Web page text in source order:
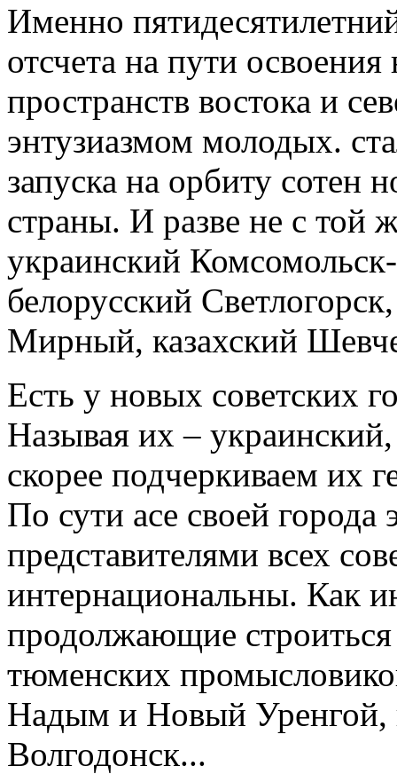
Именно
отсчета на пути
пространств востока и
энтузиазмом молодых.
запуска на орбиту сотен
страны. И разве не с той
украинский
белорусский
Мирный, казахский
Есть у новых советских
Называя их –
скорее подчеркиваем их
По сути асе своей
представителями всех
интернациональны. Как
продолжающие
тюменских
Надым и Новый Уренгой,
Волгодонск...